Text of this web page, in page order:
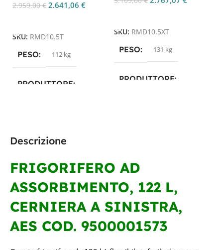
Descrizione
FRIGORIFERO AD
ASSORBIMENTO, 122 L,
CERNIERA A SINISTRA,
AES COD. 9500001573
2.959,00€ 2.641,06 €
SKU: RMD10.5T
PESO 112 kg
PRODUTTORE
TECNOLOGIA
ASSORBIMENTO
SKU: RMD10.5XT
PESO 131 kg
PRODUTTORE
CAPACITÀ IN LITRI
177 l